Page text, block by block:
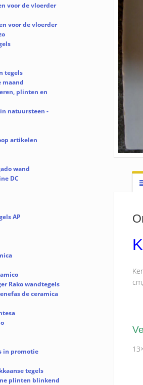
voor de vloerder
voor de vloerder
tegels
maand
plinten en
natuursteen -
artikelen
wand
DC
AP
Rako wandtegels
de ceramica
in promotie
tegels
plinten blinkend